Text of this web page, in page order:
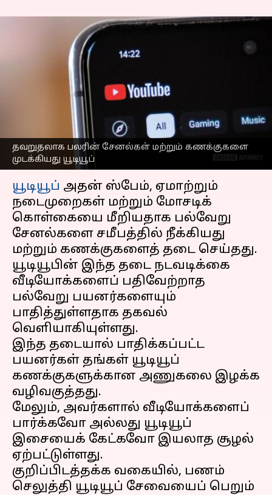
தவறுதலாக பலரின் சேனல்கள் மற்றும் கணக்குகளை
முடக்கியது யூடியூப்
தவறுதலாக பலரின்
சேனல்கள் மற்றும்
கணக்குகளை முடக்கியது
யூடியூப்; விரைவில்
மீட்டெடுப்பதாக அறிக்கை
Sekar Chinnappan Oct 04, 2024 05:38 pm
செய்தி முன்னோட்டம்
யூடியூப் அதன் ஸ்பேம், ஏமாற்றும்
நடைமுறைகள் மற்றும் மோசடிக்
கொள்கையை மீறியதாக பல்வேறு
சேனல்களை சமீபத்தில் நீக்கியது
மற்றும் கணக்குகளைத் தடை செய்தது.
யூடியூபின் இந்த தடை நடவடிக்கை
வீடியோக்களைப் பதிவேற்றாத
பல்வேறு பயனர்களையும்
பாதித்துள்ளதாக தகவல்
வெளியாகியுள்ளது.
இந்த தடையால் பாதிக்கப்பட்ட
பயனர்கள் தங்கள் யூடியூப்
கணக்குகளுக்கான அணுகலை இழக்க
வழிவகுத்தது.
மேலும், அவர்களால் வீடியோக்களைப்
பார்க்கவோ அல்லது யூடியூப்
இசையைக் கேட்கவோ இயலாத சூழல்
ஏற்பட்டுள்ளது.
குறிப்பிடத்தக்க வகையில், பணம்
செலுத்தி யூடியூப் சேவையைப் பெறும்